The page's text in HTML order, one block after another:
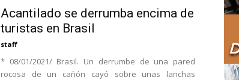
Acantilado se derrumba encima de
turistas en Brasil
staff
* 08/01/2021/ Brasil. Un derrumbe de una pared
rocosa de un cañón cayó sobre unas lanchas